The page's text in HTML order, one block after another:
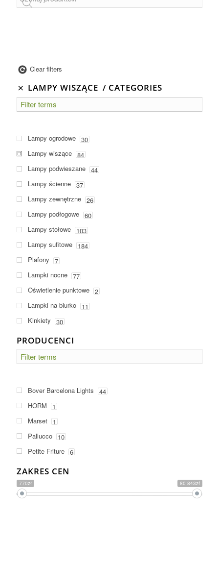
Clear filters
LAMPY WISZĄCE CATEGORIES
Lampy ogrodowe 30
Lampy wiszące 84
Lampy podwieszane 44
Lampy ścienne 37
Lampy zewnętrzne 26
Lampy podłogowe 60
Lampy stołowe 103
Lampy sufitowe 184
Plafony
7
Lampki nocne 77
Oświetlenie punktowe 2
Lampki na biurko 11
Kinkiety
30
PRODUCENCI
Bover Barcelona Lights
44
HORM
1
Marset 1
Pallucco 10
Petite Friture 6
ZAKRES CEN
770zł 80 843zł